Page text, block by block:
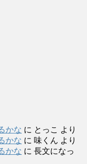
かな に とっこ より
かな に 味くん より
かな に 長文になっ